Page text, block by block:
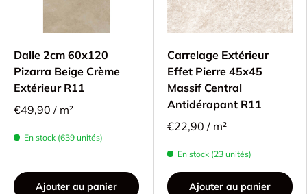
Dalle 2cm 60x120
Pizarra Beige Crème
Extérieur R11
€49,90 / m²
En stock (639 unités)
Ajouter au panier
Carrelage Extérieur
Effet Pierre 45x45
Massif Central
Antidérapant R11
€22,90 / m²
En stock (23 unités)
Ajouter au panier